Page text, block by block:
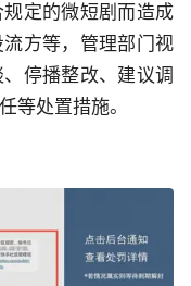
定的微短剧而造成
方等，管理部门视
停播整改、建议调
等处置措施。